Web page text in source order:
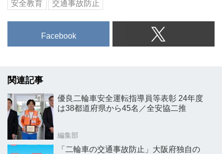
安全教育
交通事故防止
Facebook
関連記事
優良二輪車安全運転指導員等表彰 24年度
は38都道府県から45名／全安協二推
編集部
「二輪車の交通事故防止」大阪府独自の